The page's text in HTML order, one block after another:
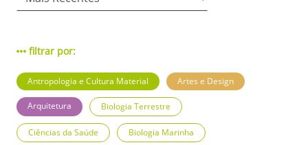
filtrar por:
Antropologia e Cultura Material Artes e Design
Arquitetura Biologia Terrestre
Ciências da Saúde Biologia Marinha